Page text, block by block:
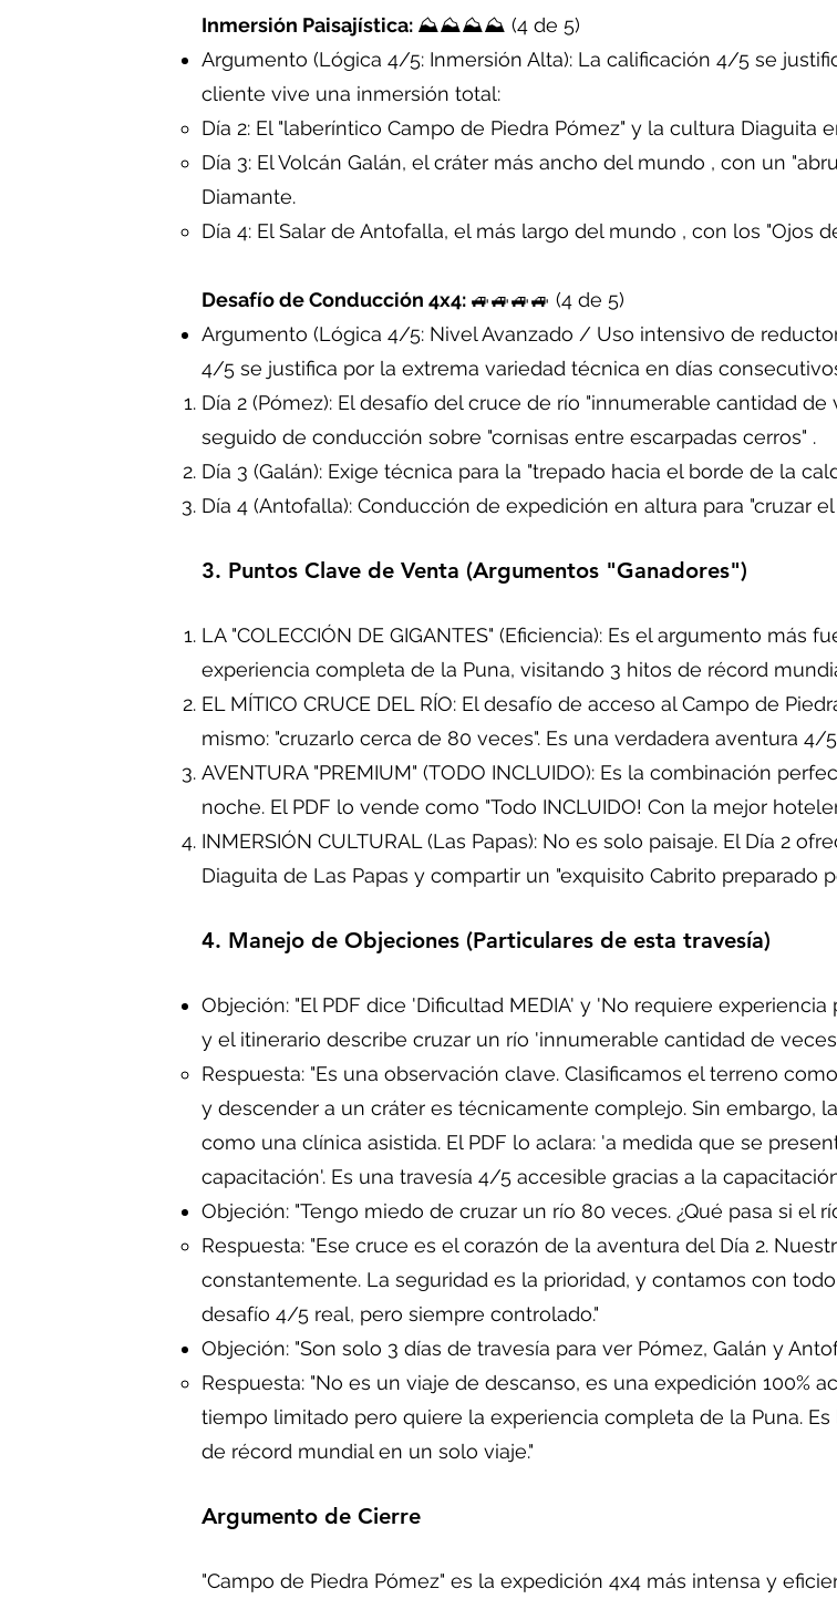
Inmersión Paisajística: ⛰️⛰️⛰️⛰️ (4 de 5)
Argumento (Lógica 4/5: Inmersión Alta): La calificación 4/5 se
cliente vive una inmersión total:
Día 2: El "laberíntico Campo de Piedra Pómez" y la cultura Diaguita
Día 3: El Volcán Galán, el cráter más ancho del mundo , con un
Diamante.
Día 4: El Salar de Antofalla, el más largo del mundo , con los "Ojos
Desafío de Conducción 4x4: 🚙🚙🚙🚙 (4 de 5)
Argumento (Lógica 4/5: Nivel Avanzado / Uso intensivo de
4/5 se justifica por la extrema variedad técnica en días
Día 2 (Pómez): El desafío del cruce de río "innumerable cantidad
seguido de conducción sobre "cornisas entre escarpadas cerros" .
Día 3 (Galán): Exige técnica para la "trepado hacia el borde de la
Día 4 (Antofalla): Conducción de expedición en altura para "cruzar
3. Puntos Clave de Venta (Argumentos "Ganadores")
LA "COLECCIÓN DE GIGANTES" (Eficiencia): Es el argumento más
experiencia completa de la Puna, visitando 3 hitos de récord
EL MÍTICO CRUCE DEL RÍO: El desafío de acceso al Campo de
mismo: "cruzarlo cerca de 80 veces". Es una verdadera aventura 4/
AVENTURA "PREMIUM" (TODO INCLUIDO): Es la combinación
noche. El PDF lo vende como "Todo INCLUIDO! Con la mejor
INMERSIÓN CULTURAL (Las Papas): No es solo paisaje. El Día 2
Diaguita de Las Papas y compartir un "exquisito Cabrito preparado
4. Manejo de Objeciones (Particulares de esta travesía)
Objeción: "El PDF dice 'Dificultad MEDIA' y 'No requiere
y el itinerario describe cruzar un río 'innumerable cantidad de
Respuesta: "Es una observación clave. Clasificamos el terreno
y descender a un cráter es técnicamente complejo. Sin embargo,
como una clínica asistida. El PDF lo aclara: 'a medida que se
capacitación'. Es una travesía 4/5 accesible gracias a la
Objeción: "Tengo miedo de cruzar un río 80 veces. ¿Qué pasa si el
Respuesta: "Ese cruce es el corazón de la aventura del Día 2.
constantemente. La seguridad es la prioridad, y contamos con
desafío 4/5 real, pero siempre controlado."
Objeción: "Son solo 3 días de travesía para ver Pómez, Galán y
Respuesta: "No es un viaje de descanso, es una expedición 100%
tiempo limitado pero quiere la experiencia completa de la Puna.
de récord mundial en un solo viaje."
Argumento de Cierre
"Campo de Piedra Pómez" es la expedición 4x4 más intensa y